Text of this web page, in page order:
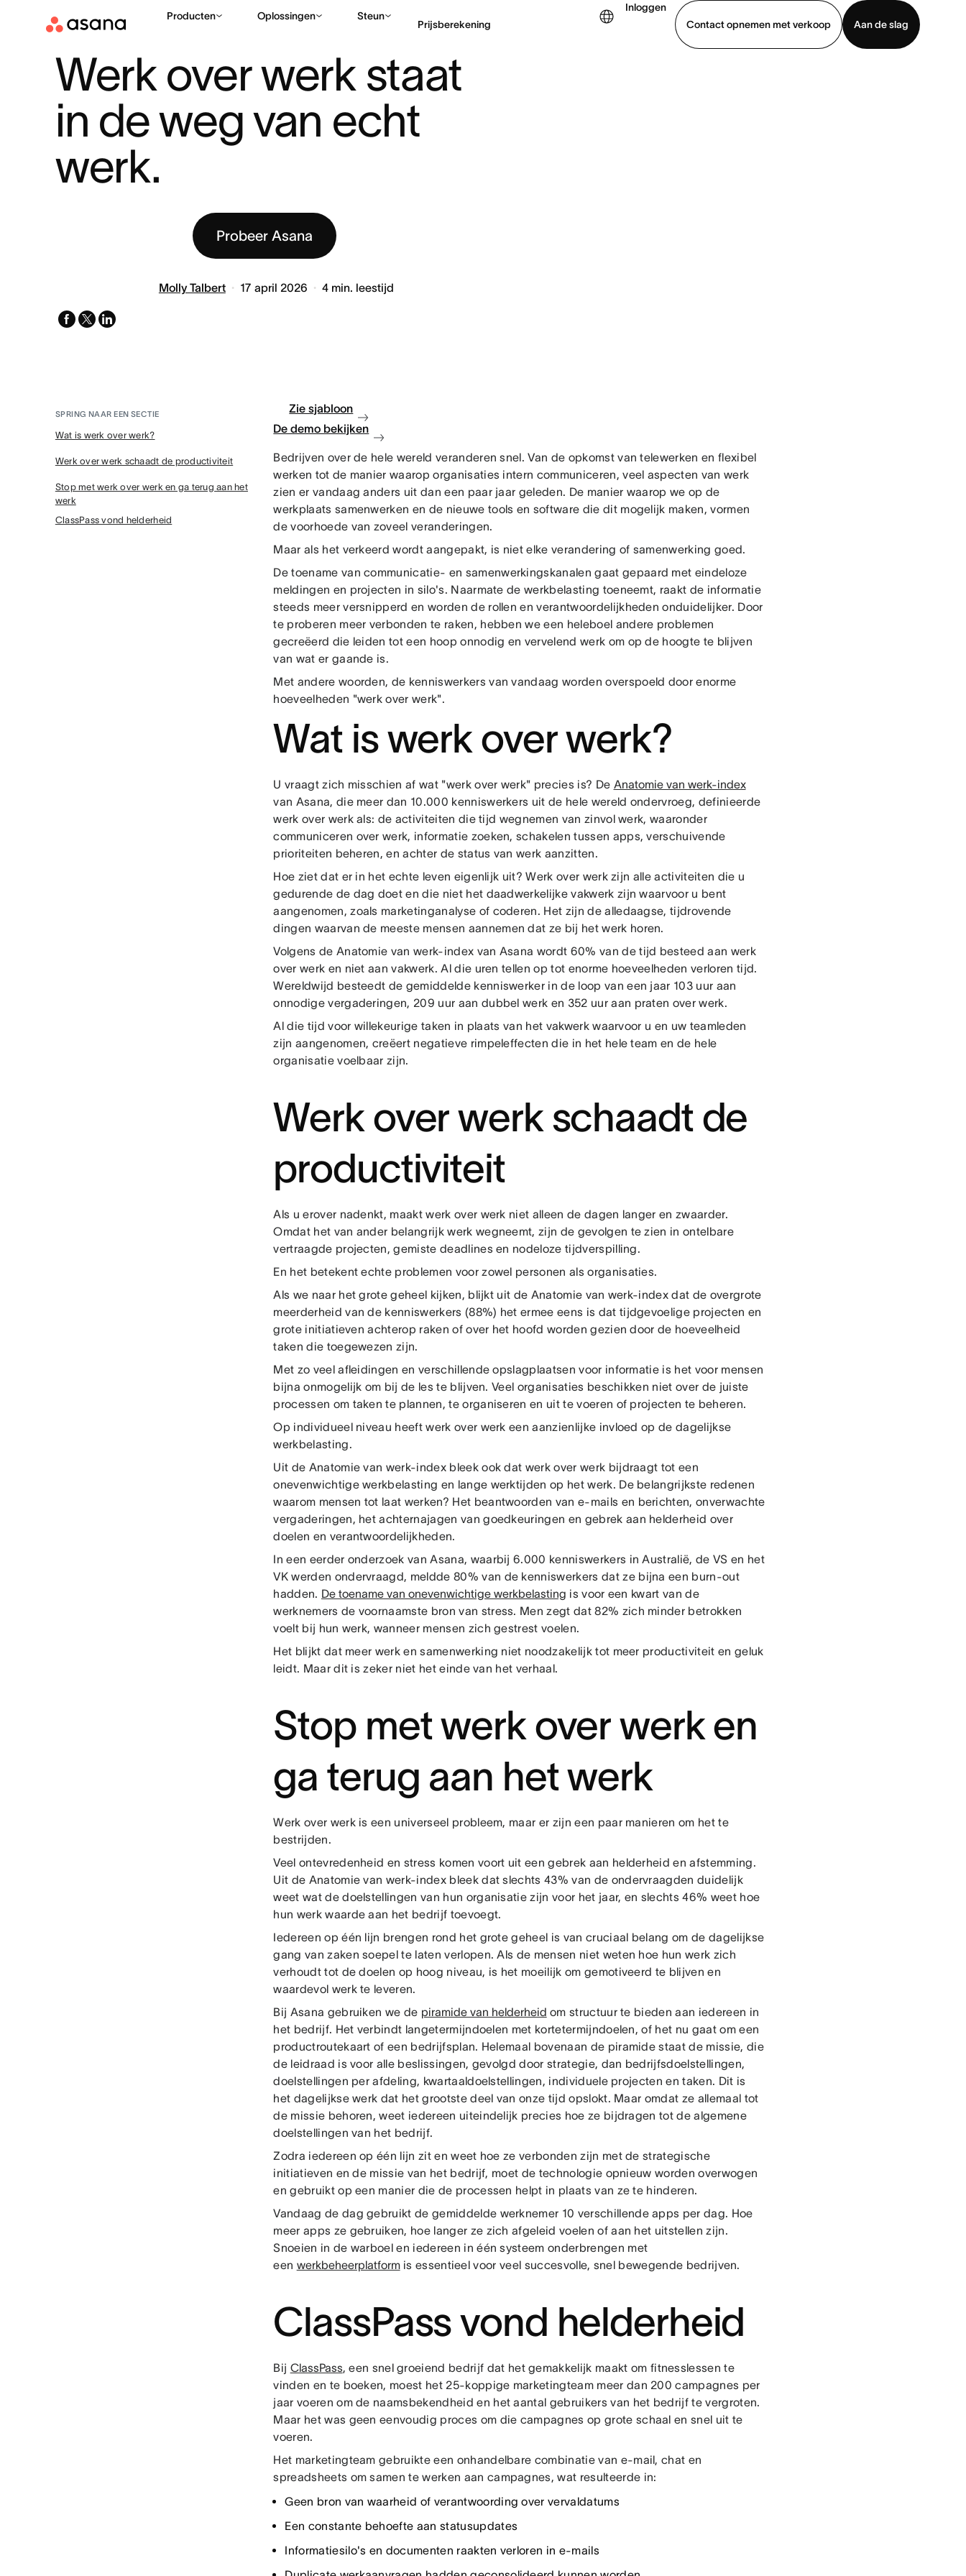
Producten Oplossingen Steun
Prijsberekening
Inloggen
Contact opnemen met verkoop
Aan de slag
Werk over werk staat
in de weg van echt
werk.
Probeer Asana
Molly Talbert 17 april 2026 4 min. leestijd
facebook
x-
linkedin
SPRING NAAR EEN SECTIE
Wat is werk over werk?
Werk over werk schaadt de productiviteit
Stop met werk over werk en ga terug aan het
werk
ClassPass vond helderheid
Zie sjabloon
De demo bekijken
Bedrijven over de hele wereld veranderen snel. Van de opkomst van telewerken en flexibel
werken tot de manier waarop organisaties intern communiceren, veel aspecten van werk
zien er vandaag anders uit dan een paar jaar geleden. De manier waarop we op de
werkplaats samenwerken en de nieuwe tools en software die dit mogelijk maken, vormen
de voorhoede van zoveel veranderingen.
Maar als het verkeerd wordt aangepakt, is niet elke verandering of samenwerking goed.
De toename van communicatie- en samenwerkingskanalen gaat gepaard met eindeloze
meldingen en projecten in silo's. Naarmate de werkbelasting toeneemt, raakt de informatie
steeds meer versnipperd en worden de rollen en verantwoordelijkheden onduidelijker. Door
te proberen meer verbonden te raken, hebben we een heleboel andere problemen
gecreëerd die leiden tot een hoop onnodig en vervelend werk om op de hoogte te blijven
van wat er gaande is.
Met andere woorden, de kenniswerkers van vandaag worden overspoeld door enorme
hoeveelheden "werk over werk".
Wat is werk over werk?
U vraagt zich misschien af wat "werk over werk" precies is? De Anatomie van werk-index
van Asana, die meer dan 10.000 kenniswerkers uit de hele wereld ondervroeg, definieerde
werk over werk als: de activiteiten die tijd wegnemen van zinvol werk, waaronder
communiceren over werk, informatie zoeken, schakelen tussen apps, verschuivende
prioriteiten beheren, en achter de status van werk aanzitten.
Hoe ziet dat er in het echte leven eigenlijk uit? Werk over werk zijn alle activiteiten die u
gedurende de dag doet en die niet het daadwerkelijke vakwerk zijn waarvoor u bent
aangenomen, zoals marketinganalyse of coderen. Het zijn de alledaagse, tijdrovende
dingen waarvan de meeste mensen aannemen dat ze bij het werk horen.
Volgens de Anatomie van werk-index van Asana wordt 60% van de tijd besteed aan werk
over werk en niet aan vakwerk. Al die uren tellen op tot enorme hoeveelheden verloren tijd.
Wereldwijd besteedt de gemiddelde kenniswerker in de loop van een jaar 103 uur aan
onnodige vergaderingen, 209 uur aan dubbel werk en 352 uur aan praten over werk.
Al die tijd voor willekeurige taken in plaats van het vakwerk waarvoor u en uw teamleden
zijn aangenomen, creëert negatieve rimpeleffecten die in het hele team en de hele
organisatie voelbaar zijn.
Werk over werk schaadt de
productiviteit
Als u erover nadenkt, maakt werk over werk niet alleen de dagen langer en zwaarder.
Omdat het van ander belangrijk werk wegneemt, zijn de gevolgen te zien in ontelbare
vertraagde projecten, gemiste deadlines en nodeloze tijdverspilling.
En het betekent echte problemen voor zowel personen als organisaties.
Als we naar het grote geheel kijken, blijkt uit de Anatomie van werk-index dat de overgrote
meerderheid van de kenniswerkers (88%) het ermee eens is dat tijdgevoelige projecten en
grote initiatieven achterop raken of over het hoofd worden gezien door de hoeveelheid
taken die toegewezen zijn.
Met zo veel afleidingen en verschillende opslagplaatsen voor informatie is het voor mensen
bijna onmogelijk om bij de les te blijven. Veel organisaties beschikken niet over de juiste
processen om taken te plannen, te organiseren en uit te voeren of projecten te beheren.
Op individueel niveau heeft werk over werk een aanzienlijke invloed op de dagelijkse
werkbelasting.
Uit de Anatomie van werk-index bleek ook dat werk over werk bijdraagt tot een
onevenwichtige werkbelasting en lange werktijden op het werk. De belangrijkste redenen
waarom mensen tot laat werken? Het beantwoorden van e-mails en berichten, onverwachte
vergaderingen, het achternajagen van goedkeuringen en gebrek aan helderheid over
doelen en verantwoordelijkheden.
In een eerder onderzoek van Asana, waarbij 6.000 kenniswerkers in Australië, de VS en het
VK werden ondervraagd, meldde 80% van de kenniswerkers dat ze bijna een burn-out
hadden. De toename van onevenwichtige werkbelasting is voor een kwart van de
werknemers de voornaamste bron van stress. Men zegt dat 82% zich minder betrokken
voelt bij hun werk, wanneer mensen zich gestrest voelen.
Het blijkt dat meer werk en samenwerking niet noodzakelijk tot meer productiviteit en geluk
leidt. Maar dit is zeker niet het einde van het verhaal.
Stop met werk over werk en
ga terug aan het werk
Werk over werk is een universeel probleem, maar er zijn een paar manieren om het te
bestrijden.
Veel ontevredenheid en stress komen voort uit een gebrek aan helderheid en afstemming.
Uit de Anatomie van werk-index bleek dat slechts 43% van de ondervraagden duidelijk
weet wat de doelstellingen van hun organisatie zijn voor het jaar, en slechts 46% weet hoe
hun werk waarde aan het bedrijf toevoegt.
Iedereen op één lijn brengen rond het grote geheel is van cruciaal belang om de dagelijkse
gang van zaken soepel te laten verlopen. Als de mensen niet weten hoe hun werk zich
verhoudt tot de doelen op hoog niveau, is het moeilijk om gemotiveerd te blijven en
waardevol werk te leveren.
Bij Asana gebruiken we de piramide van helderheid om structuur te bieden aan iedereen in
het bedrijf. Het verbindt langetermijndoelen met kortetermijndoelen, of het nu gaat om een
productroutekaart of een bedrijfsplan. Helemaal bovenaan de piramide staat de missie, die
de leidraad is voor alle beslissingen, gevolgd door strategie, dan bedrijfsdoelstellingen,
doelstellingen per afdeling, kwartaaldoelstellingen, individuele projecten en taken. Dit is
het dagelijkse werk dat het grootste deel van onze tijd opslokt. Maar omdat ze allemaal tot
de missie behoren, weet iedereen uiteindelijk precies hoe ze bijdragen tot de algemene
doelstellingen van het bedrijf.
Zodra iedereen op één lijn zit en weet hoe ze verbonden zijn met de strategische
initiatieven en de missie van het bedrijf, moet de technologie opnieuw worden overwogen
en gebruikt op een manier die de processen helpt in plaats van ze te hinderen.
Vandaag de dag gebruikt de gemiddelde werknemer 10 verschillende apps per dag. Hoe
meer apps ze gebruiken, hoe langer ze zich afgeleid voelen of aan het uitstellen zijn.
Snoeien in de warboel en iedereen in één systeem onderbrengen met
een werkbeheerplatformis essentieel voor veel succesvolle, snel bewegende bedrijven.
ClassPass vond helderheid
Bij ClassPass, een snel groeiend bedrijf dat het gemakkelijk maakt om fitnesslessen te
vinden en te boeken, moest het 25-koppige marketingteam meer dan 200 campagnes per
jaar voeren om de naamsbekendheid en het aantal gebruikers van het bedrijf te vergroten.
Maar het was geen eenvoudig proces om die campagnes op grote schaal en snel uit te
voeren.
Het marketingteam gebruikte een onhandelbare combinatie van e-mail, chat en
spreadsheets om samen te werken aan campagnes, wat resulteerde in:
Geen bron van waarheid of verantwoording over vervaldatums
Een constante behoefte aan statusupdates
Informatiesilo's en documenten raakten verloren in e-mails